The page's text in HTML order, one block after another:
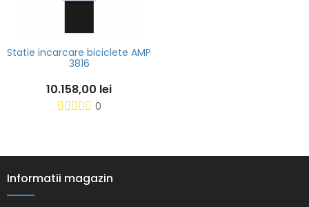
Statie incarcare biciclete AMP
3816
10.158,00 lei
0
Informatii magazin